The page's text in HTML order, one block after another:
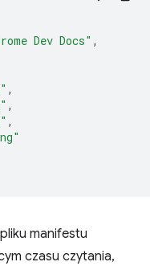
Dev Docs" ,
,
,
,
manifestu
czasu czytania,